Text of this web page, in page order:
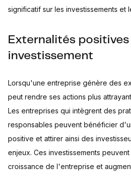
significatif sur les investissements et
Externalités
investissement
Lorsqu'une entreprise génère des
peut rendre ses actions plus
Les entreprises qui intègrent des
responsables peuvent bénéficier
positive et attirer ainsi des
enjeux. Ces investissements
croissance de l'entreprise et